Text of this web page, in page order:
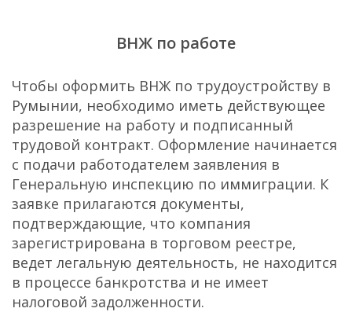
ВНЖ по работе
Чтобы оформить ВНЖ по трудоустройству в
Румынии, необходимо иметь действующее
разрешение на работу и подписанный
трудовой контракт. Оформление начинается
с подачи работодателем заявления в
Генеральную инспекцию по иммиграции. К
заявке прилагаются документы,
подтверждающие, что компания
зарегистрирована в торговом реестре,
ведет легальную деятельность, не находится
в процессе банкротства и не имеет
налоговой задолженности.